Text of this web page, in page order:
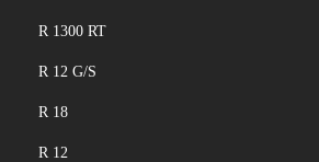
R 1300 RT
R 12 G/S
R 18
R 12